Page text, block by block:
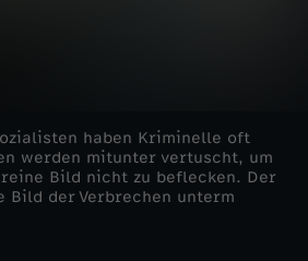
haben Kriminelle oft
werden mitunter vertuscht, um
Bild nicht zu beflecken. Der
Bild der Verbrechen unterm